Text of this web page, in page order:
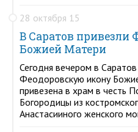
28 октября 15
В Саратов привезли
Божией Матери
Сегодня вечером в
Феодоровскую икону
привезена в храм в честь
Богородицы из
Анастасииного женского